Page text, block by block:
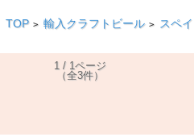
TOP > 輸入クラフトビール > スペ
1 / 1ページ
（全3件）